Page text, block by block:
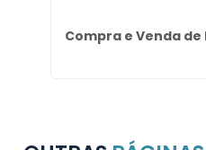
Compra e Venda